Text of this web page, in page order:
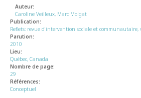
Auteur:
Caroline Veilleux, Marc Molgat
Publication:
Reflets: revue d'intervention sociale et communautaire,
Parution:
2010
Lieu:
Québec, Canada
Nombre de page:
29
Références:
Conceptuel